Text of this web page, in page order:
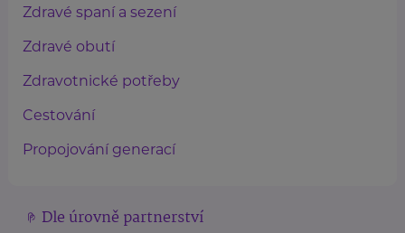
Zdravé spaní a sezení
Zdravé obutí
Zdravotnické potřeby
Cestování
Propojování generací
Dle úrovně partnerství